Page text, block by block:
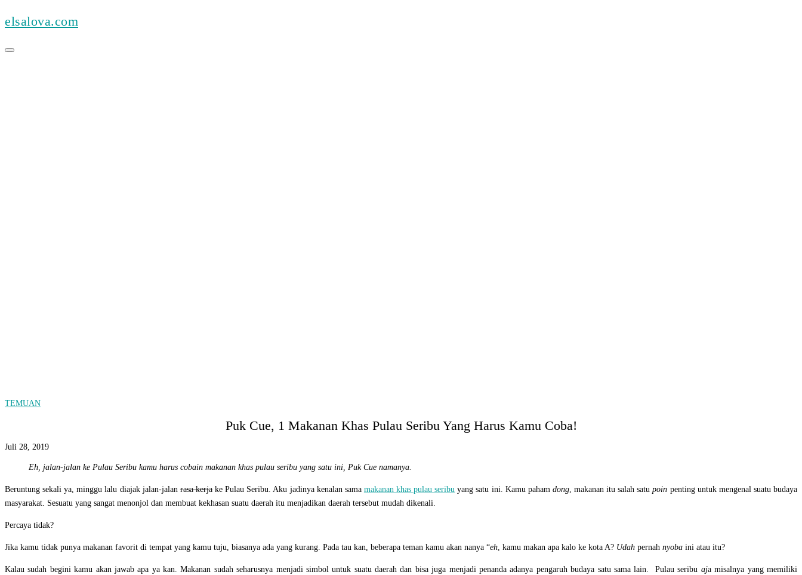
Skip
to
elsalova.com
TEMUAN
Puk Cue, 1 Makanan Khas Pulau Seribu Yang Harus Kamu Coba!
Juli 28, 2019
Eh, jalan-jalan ke Pulau Seribu kamu harus cobain makanan khas pulau seribu yang satu ini, Puk Cue namanya.
Beruntung sekali ya, minggu lalu diajak jalan-jalanrasa kerjake Pulau Seribu. Aku jadinya kenalan sama makanan khas pulau seribu yang satu ini. Kamu paham dong, makanan itu salah satupoin penting untuk mengenal suatu budaya
masyarakat. Sesuatu yang sangat menonjol dan membuat kekhasan suatu daerah itu menjadikan daerah tersebut mudah dikenali.
Percaya tidak?
Jika kamu tidak punya makanan favorit di tempat yang kamu tuju, biasanya ada yang kurang. Pada tau kan, beberapa teman kamu akan nanya “eh, kamu makan apa kalo ke kota A? Udah pernah nyoba ini atau itu?
Kalau sudah begini kamu akan jawab apa ya kan. Makanan sudah seharusnya menjadi simbol untuk suatu daerah dan bisa juga menjadi penanda adanya pengaruh budaya satu sama lain. Pulau seribu aja misalnya yang memiliki